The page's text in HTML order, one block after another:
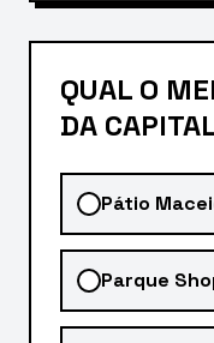
QUAL O
DA
Pátio
Parque